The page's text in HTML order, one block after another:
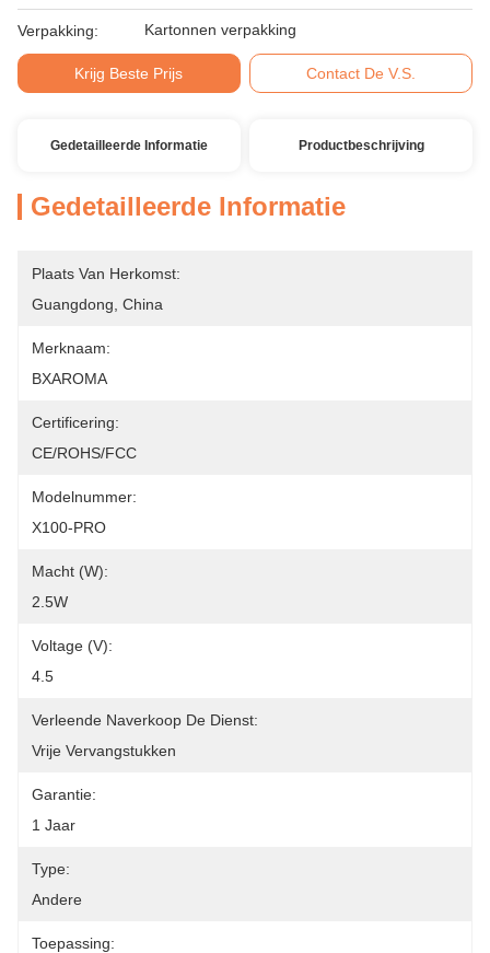
Verpakking: Kartonnen verpakking
Krijg Beste Prijs Contact De V.S.
Gedetailleerde Informatie Productbeschrijving
Gedetailleerde Informatie
Plaats Van Herkomst:
Guangdong, China
Merknaam:
BXAROMA
Certificering:
CE/ROHS/FCC
Modelnummer:
X100-PRO
Macht (w):
2.5W
Voltage (v):
4.5
Verleende Naverkoop De Dienst:
Vrije Vervangstukken
Garantie:
1 Jaar
Type:
Andere
Toepassing: